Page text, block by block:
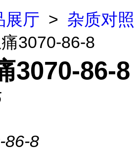
展厅 > 杂质对照
3070-86-8
3070-86-8
86-8